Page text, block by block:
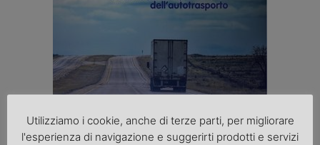
Utilizziamo i cookie, anche di terze parti, per migliorare
l'esperienza di navigazione e suggerirti prodotti e servizi